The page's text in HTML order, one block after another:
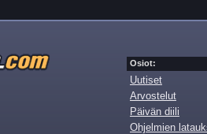
Osiot:
Uutiset
Arvostelut
Päivän diili
Ohjelmien